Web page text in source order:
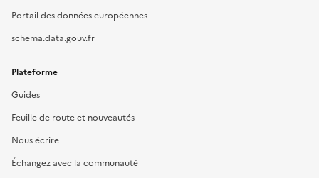
Portail des données européennes
schema.data.gouv.fr
Plateforme
Guides
Feuille de route et nouveautés
Nous écrire
Échangez avec la communauté